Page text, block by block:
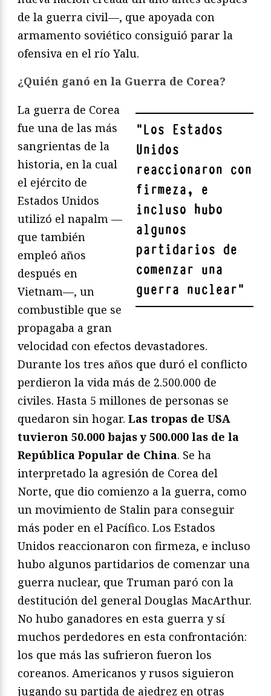
de la guerra civil—, que apoyada con
armamento soviético consiguió parar la
ofensiva en el río Yalu.
¿Quién ganó en la Guerra de Corea?
"Los Estados
Unidos
reaccionaron con
firmeza, e
incluso hubo
algunos
partidarios de
comenzar una
guerra nuclear"
La guerra de Corea
fue una de las más
sangrientas de la
historia, en la cual
el ejército de
Estados Unidos
utilizó el napalm —
que también
empleó años
después en
Vietnam—, un
combustible que se
propagaba a gran
velocidad con efectos devastadores.
Durante los tres años que duró el conflicto
perdieron la vida más de 2.500.000 de
civiles. Hasta 5 millones de personas se
quedaron sin hogar. Las tropas de USA
tuvieron 50.000 bajas y 500.000 las de la
República Popular de China. Se ha
interpretado la agresión de Corea del
Norte, que dio comienzo a la guerra, como
un movimiento de Stalin para conseguir
más poder en el Pacífico. Los Estados
Unidos reaccionaron con firmeza, e incluso
hubo algunos partidarios de comenzar una
guerra nuclear, que Truman paró con la
destitución del general Douglas MacArthur.
No hubo ganadores en esta guerra y sí
muchos perdedores en esta confrontación:
los que más las sufrieron fueron los
coreanos. Americanos y rusos siguieron
jugando su partida de ajedrez en otras